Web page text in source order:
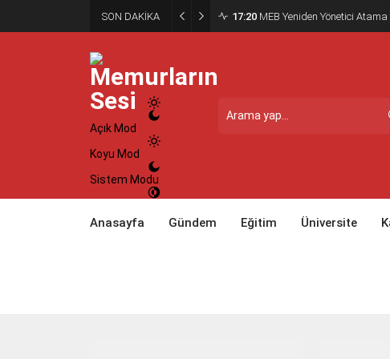
SON DAKİKA 17:20 MEB Yeniden Yönetici Atama
Açık Mod
Koyu Mod
Sistem Modu
Anasayfa Gündem Eğitim Üniversite